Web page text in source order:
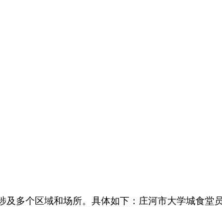
多个区域和场所。具体如下：庄河市大学城食堂